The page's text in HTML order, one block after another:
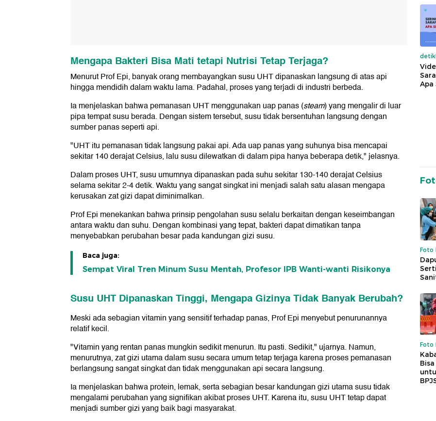
Mengapa Bakteri Bisa Mati tetapi Nutrisi Tetap Terjaga?
Menurut Prof Epi, banyak orang membayangkan susu UHT dipanaskan langsung di atas api
hingga mendidih dalam waktu lama. Padahal, proses yang terjadi di industri berbeda.
Ia menjelaskan bahwa pemanasan UHT menggunakan uap panas (steam) yang mengalir di luar
pipa tempat susu berada. Dengan sistem tersebut, susu tidak bersentuhan langsung dengan
sumber panas seperti api.
"UHT itu pemanasan tidak langsung pakai api. Ada uap panas yang suhunya bisa mencapai
sekitar 140 derajat Celsius, lalu susu dilewatkan di dalam pipa hanya beberapa detik," jelasnya.
Dalam proses UHT, susu umumnya dipanaskan pada suhu sekitar 130-140 derajat Celsius
selama sekitar 2-4 detik. Waktu yang sangat singkat ini menjadi salah satu alasan mengapa
kerusakan zat gizi dapat diminimalkan.
Prof Epi menekankan bahwa prinsip pengolahan susu selalu berkaitan dengan keseimbangan
antara waktu dan suhu. Dengan kombinasi yang tepat, bakteri dapat dimatikan tanpa
menyebabkan perubahan besar pada kandungan gizi susu.
Baca juga:
Sempat Viral Tren Minum Susu Mentah, Profesor IPB Wanti-wanti Risikonya
Susu UHT Dipanaskan Tinggi, Mengapa Gizinya Tidak Banyak Berubah?
Meski ada sebagian vitamin yang sensitif terhadap panas, Prof Epi menyebut penurunannya
relatif kecil.
"Vitamin yang rentan panas mungkin sedikit menurun. Itu pasti. Sedikit," ujarnya. Namun,
menurutnya, zat gizi utama dalam susu secara umum tetap terjaga karena proses pemanasan
berlangsung sangat singkat dan tidak menggunakan api secara langsung.
Ia menjelaskan bahwa protein, lemak, serta sebagian besar kandungan gizi utama susu tidak
mengalami perubahan yang signifikan akibat proses UHT. Karena itu, susu UHT tetap dapat
menjadi sumber gizi yang baik bagi masyarakat.
Apa
Foto
Foto